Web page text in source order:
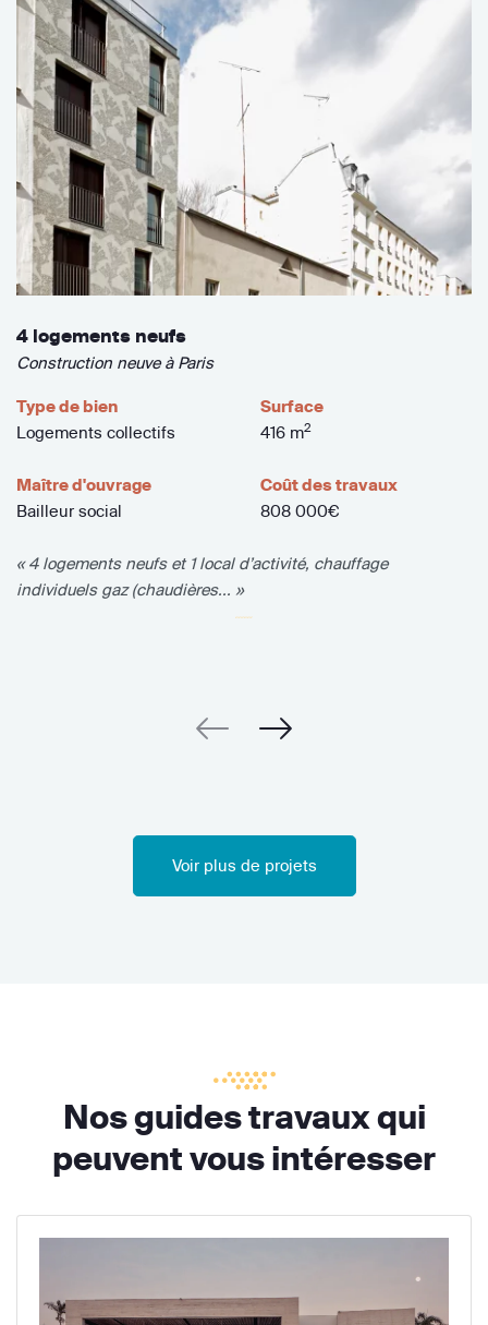
4 logements neufs
Construction neuve à Paris
Type de bien
Logements collectifs
Surface
416 m2
Maître d'ouvrage
Bailleur social
Coût des travaux
808 000€
« 4 logements neufs et 1 local d’activité, chauffage
individuels gaz (chaudières... »
Voir plus de projets
Nos guides travaux qui
peuvent vous intéresser